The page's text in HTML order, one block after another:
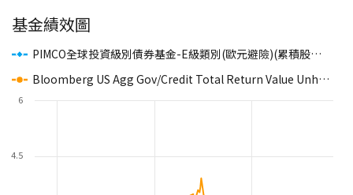
基金績效圖
PIMCO全球投資級別債券基金-E級類別(歐元避險)(累積股份)
Bloomberg US Agg Gov/Credit Total Return Value Unhedged USD
4.5
6